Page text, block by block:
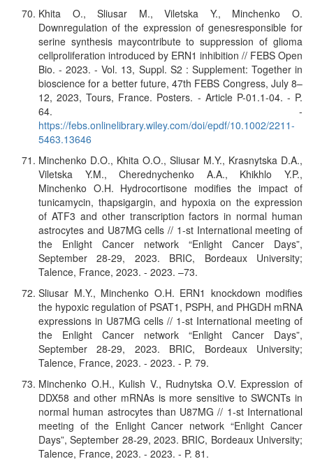
Khita O., Sliusar M., Viletska Y., Minchenko O.
Downregulation of the expression of genesresponsible for
serine synthesis maycontribute to suppression of glioma
cellproliferation introduced by ERN1 inhibition // FEBS Open
Bio. - 2023. - Vol. 13, Suppl. S2 : Supplement: Together in
bioscience for a better future, 47th FEBS Congress, July 8–
12, 2023, Tours, France. Posters. - Article P-01.1-04. - P.
64. -
https://febs.onlinelibrary.wiley.com/doi/epdf/10.1002/2211-
5463.13646
Minchenko D.O., Khita O.O., Sliusar M.Y., Krasnytska D.A.,
Viletska Y.M., Cherednychenko A.A., Khikhlo Y.P.,
Minchenko O.H. Hydrocortisone modifies the impact of
tunicamycin, thapsigargin, and hypoxia on the expression
of ATF3 and other transcription factors in normal human
astrocytes and U87MG cells // 1-st International meeting of
the Enlight Cancer network “Enlight Cancer Days”,
September 28-29, 2023. BRIC, Bordeaux University;
Talence, France, 2023. - 2023. –73.
Sliusar M.Y., Minchenko O.H. ERN1 knockdown modifies
the hypoxic regulation of PSAT1, PSPH, and PHGDH mRNA
expressions in U87MG cells // 1-st International meeting of
the Enlight Cancer network “Enlight Cancer Days”,
September 28-29, 2023. BRIC, Bordeaux University;
Talence, France, 2023. - 2023. - P. 79.
Minchenko O.H., Kulish V., Rudnytska O.V. Expression of
DDX58 and other mRNAs is more sensitive to SWCNTs in
normal human astrocytes than U87MG // 1-st International
meeting of the Enlight Cancer network “Enlight Cancer
Days”, September 28-29, 2023. BRIC, Bordeaux University;
Talence, France, 2023. - 2023. - P. 81.